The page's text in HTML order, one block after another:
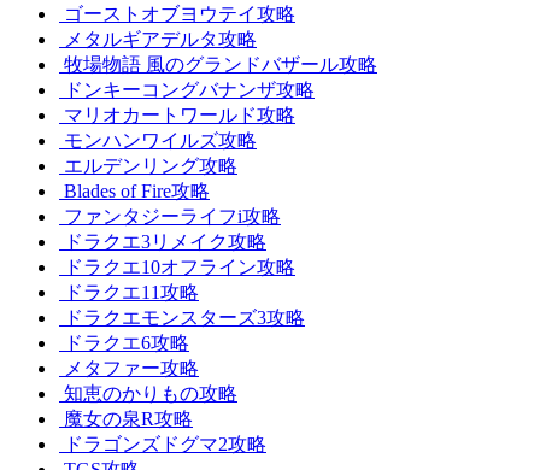
ゴーストオブヨウテイ攻略
メタルギアデルタ攻略
牧場物語 風のグランドバザール攻略
ドンキーコングバナンザ攻略
マリオカートワールド攻略
モンハンワイルズ攻略
エルデンリング攻略
Blades of Fire攻略
ファンタジーライフi攻略
ドラクエ3リメイク攻略
ドラクエ10オフライン攻略
ドラクエ11攻略
ドラクエモンスターズ3攻略
ドラクエ6攻略
メタファー攻略
知恵のかりもの攻略
魔女の泉R攻略
ドラゴンズドグマ2攻略